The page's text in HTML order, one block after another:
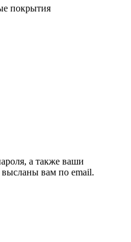
покрытия
а также ваши
вам по email.